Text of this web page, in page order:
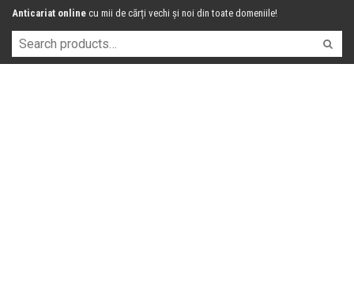
Anticariat online cu mii de cărți vechi și noi din toate domeniile!